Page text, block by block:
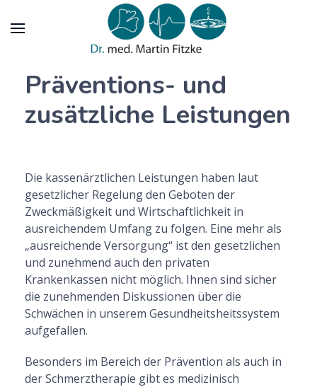
Präventions- und
zusätzliche Leistungen
Die kassenärztlichen Leistungen haben laut
gesetzlicher Regelung den Geboten der
Zweckmäßigkeit und Wirtschaftlichkeit in
ausreichendem Umfang zu folgen. Eine mehr als
„ausreichende Versorgung“ ist den gesetzlichen
und zunehmend auch den privaten
Krankenkassen nicht möglich. Ihnen sind sicher
die zunehmenden Diskussionen über die
Schwächen in unserem Gesundheitsheitssystem
aufgefallen.
Besonders im Bereich der Prävention als auch in
der Schmerztherapie gibt es medizinisch